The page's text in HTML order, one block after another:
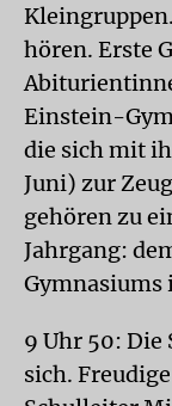
hören. Erste
Einstein-
die sich mit
Juni) zur
gehören zu
Jahrgang:
Gymnasiums
9 Uhr 50:
sich.